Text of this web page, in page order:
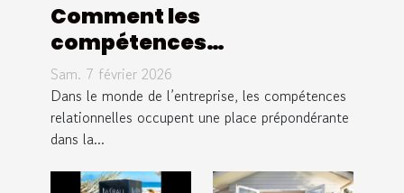
Comment les
compétences
relationnelles renforcent-
elles le leadership en
entreprise ?
Sam. 7 février 2026
Dans le monde de l’entreprise, les compétences
relationnelles occupent une place prépondérante
dans la...